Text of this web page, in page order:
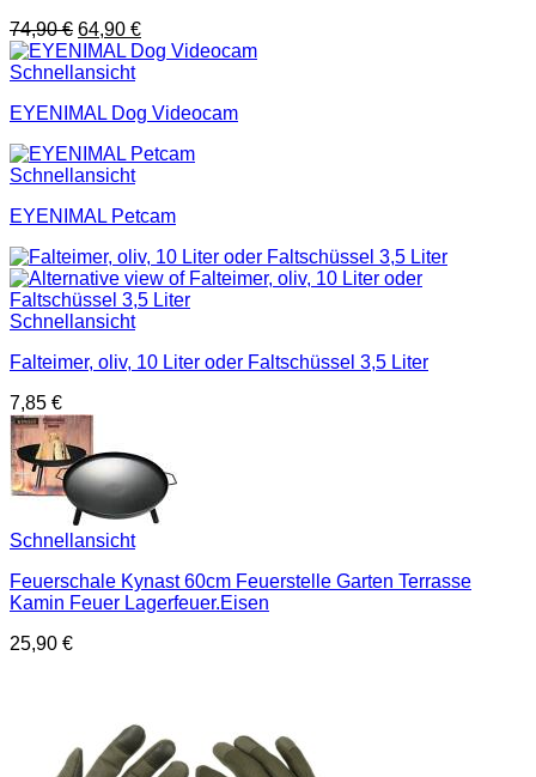
74,90€ Ursprünglicher
Preis
war:
64,90 €Aktueller
Preis
Schnellansicht
EYENIMAL Dog Videocam
Schnellansicht
EYENIMAL Petcam
Schnellansicht
Falteimer, oliv, 10 Liter oder Faltschüssel 3,5 Liter
7,85 €
Schnellansicht
Feuerschale Kynast 60cm Feuerstelle Garten Terrasse
Kamin Feuer Lagerfeuer.Eisen
25,90 €